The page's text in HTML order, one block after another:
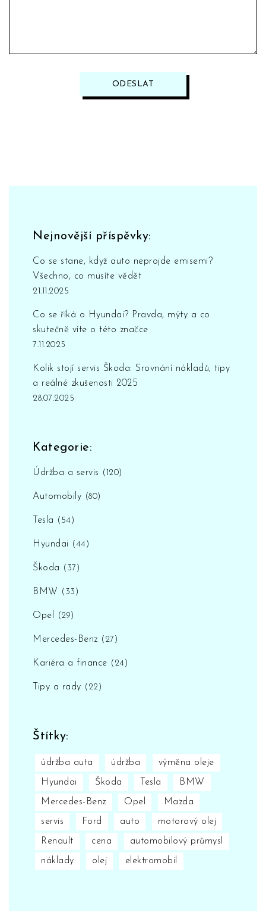
ODESLAT
Nejnovější příspěvky:
Co se stane, když auto neprojde emisemi?
Všechno, co musíte vědět
21.11.2025
Co se říká o Hyundai? Pravda, mýty a co
skutečně víte o této značce
7.11.2025
Kolik stojí servis Škoda: Srovnání nákladů, tipy
a reálné zkušenosti 2025
28.07.2025
Kategorie:
Údržba a servis (120)
Automobily (80)
Tesla (54)
Hyundai (44)
Škoda (37)
BMW (33)
Opel (29)
Mercedes-Benz (27)
Kariéra a finance (24)
Tipy a rady (22)
Štítky:
údržba auta údržba výměna oleje
Hyundai Škoda Tesla BMW
Mercedes-Benz Opel Mazda
servis Ford auto motorový olej
Renault cena automobilový průmysl
náklady olej elektromobil